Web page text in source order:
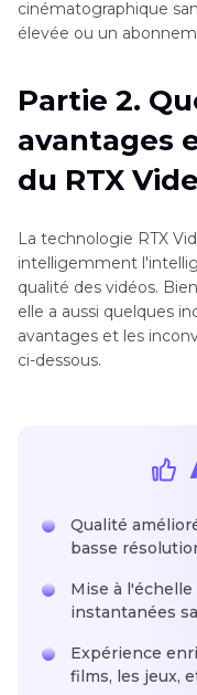
cinématographique
élevée ou un
Partie 2.
avantages
du RTX
La technologie RTX
intelligemment
qualité des vidéos.
elle a aussi quelques
avantages et les
ci-dessous.
Qualité
basse
Mise à
instantanées
Expérience
films, les jeux,